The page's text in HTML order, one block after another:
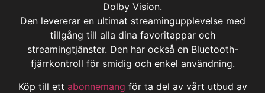
Dolby Vision.
Den levererar en ultimat streamingupplevelse med
tillgång till alla dina favoritappar och
streamingtjänster. Den har också en Bluetooth-
fjärrkontroll för smidig och enkel användning.
Köp till ett abonnemang för ta del av vårt utbud av